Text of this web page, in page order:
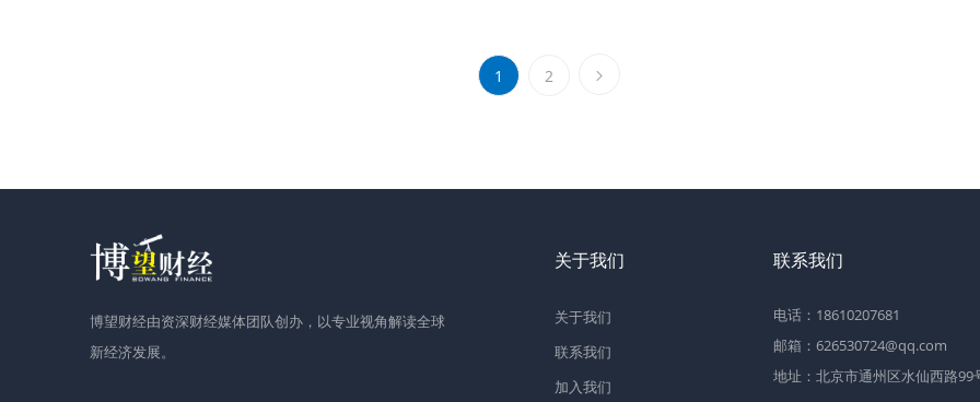
1 2
博望财经由资深财经媒体团队创办，以专业视角解读全球
新经济发展。
关于我们
关于我们
联系我们
加入我们
联系我们
电话：18610207681
邮箱：626530724@qq.com
地址：北京市通州区水仙西路99